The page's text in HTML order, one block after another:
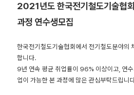
2021년도 한국전기철도기술협
과정 연수생모집
한국전기철도기술협회에서 전기철도분야의
합니다.
9년 연속 평균 취업률이 96% 이상이고, 연
업이 가능한 본 과정에 많은 관심부탁드립니